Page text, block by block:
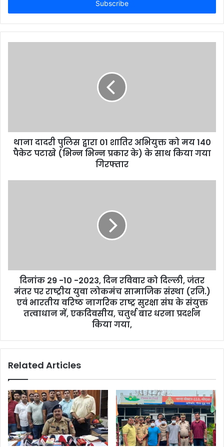
थाना दादरी पुलिस द्वारा 01 शातिर अभियुक्त को मय 140
पैकेट पटाखे (भिन्न भिन्न प्रकार के) के साथ किया गया
गिरफ्तार
दिनांक 29 -10 -2023, दिन रविवार को दिल्ली, जंतर
मंतर पर राष्ट्रीय युवा लोकमंच सामाजिक संस्था (रजि.)
एवं भारतीय वरिष्ठ नागरिक राष्ट्र सुरक्षा संघ के संयुक्त
तत्वाधान में, एकदिवसीय, चतुर्थ बार धरना प्रदर्शन
किया गया,
Related Articles